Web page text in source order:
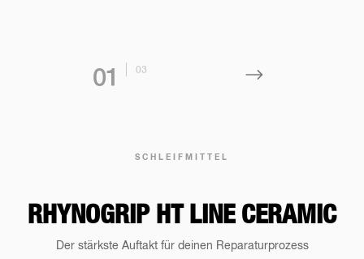
SCHLEIFMITTEL
RHYNOGRIP HT LINE CERAMIC
Der stärkste Auftakt für deinen Reparaturprozess
01 03